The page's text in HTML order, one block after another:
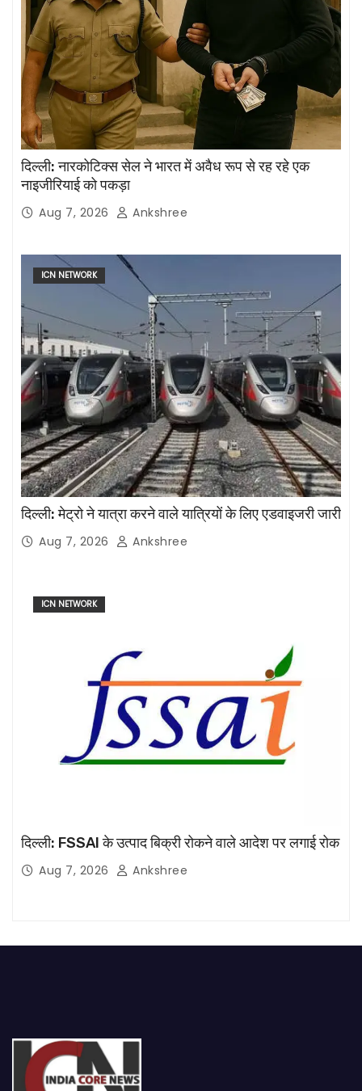
दिल्ली: नारकोटिक्स सेल ने भारत में अवैध रूप से रह रहे एक
नाइजीरियाई को पकड़ा
Aug 7, 2026 Ankshree
ICN NETWORK
दिल्ली: मेट्रो ने यात्रा करने वाले यात्रियों के लिए एडवाइजरी जारी
Aug 7, 2026 Ankshree
ICN NETWORK
दिल्ली: FSSAI के उत्पाद बिक्री रोकने वाले आदेश पर लगाई रोक
Aug 7, 2026 Ankshree